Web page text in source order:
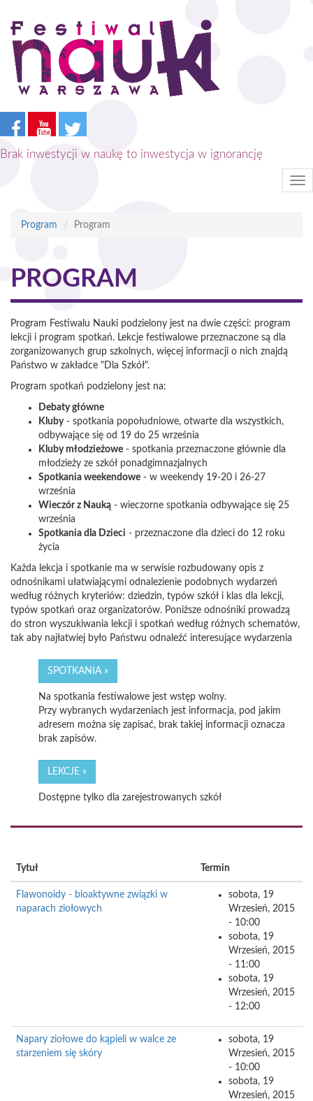
Przejdź
treści
Brak inwestycji w naukę to inwestycja w ignorancję
Program Program
PROGRAM
Program Festiwalu Nauki podzielony jest na dwie części: program
lekcji i program spotkań. Lekcje festiwalowe przeznaczone są dla
zorganizowanych grup szkolnych, więcej informacji o nich znajdą
Państwo w zakładce "Dla Szkół".
Program spotkań podzielony jest na:
Debaty główne
Kluby- spotkania popołudniowe, otwarte dla wszystkich,
odbywające się od 19 do 25 września
Kluby młodzieżowe - spotkania przeznaczone głównie dla
młodzieży ze szkół ponadgimnazjalnych
Spotkania weekendowe - w weekendy 19-20 i 26-27
września
Wieczór z Nauką - wieczorne spotkania odbywające się 25
września
Spotkania dla Dzieci - przeznaczone dla dzieci do 12 roku
życia
Każda lekcja i spotkanie ma w serwisie rozbudowany opis z
odnośnikami ułatwiającymi odnalezienie podobnych wydarzeń
według różnych kryteriów: dziedzin, typów szkół i klas dla lekcji,
typów spotkań oraz organizatorów. Poniższe odnośniki prowadzą
do stron wyszukiwania lekcji i spotkań według różnych schematów,
tak aby najłatwiej było Państwu odnaleźć interesujące wydarzenia
SPOTKANIA »
Na spotkania festiwalowe jest wstęp wolny.
Przy wybranych wydarzeniach jest informacja, pod jakim
adresem można się zapisać, brak takiej informacji oznacza
brak zapisów.
LEKCJE »
Dostępne tylko dla zarejestrowanych szkół
Tytuł Termin
Flawonoidy - bioaktywne związki w
naparach ziołowych
sobota, 19
Wrzesień, 2015
- 10:00
sobota, 19
Wrzesień, 2015
- 11:00
sobota, 19
Wrzesień, 2015
- 12:00
Napary ziołowe do kąpieli w walce ze
starzeniem się skóry
sobota, 19
Wrzesień, 2015
- 10:00
sobota, 19
Wrzesień, 2015